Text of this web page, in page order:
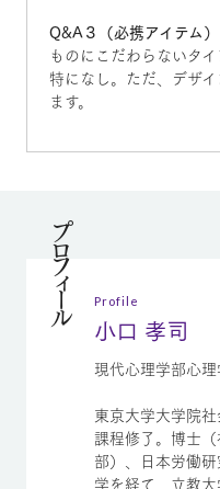
Q&A３（必携アイテム）
ものにこだわらないタ
特になし。ただ、デザ
ます。
プロフィール Profile
小口 孝司
現代心理学部心
東京大学大学院
課程修了。博士
部）、日本労働
学を経て、立教